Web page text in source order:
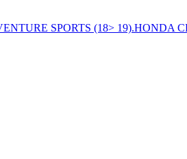
SPORTS (18> 19).HONDA